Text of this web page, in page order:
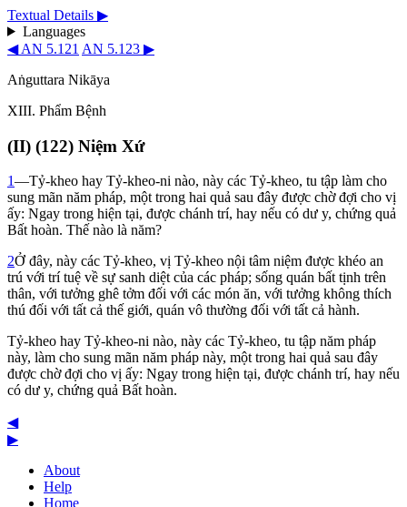
Textual Details ▶
Languages
◀ AN 5.121 AN 5.123 ▶
Aṅguttara Nikāya
XIII. Phẩm Bệnh
(II) (122) Niệm Xứ
1—Tỷ-kheo hay Tỷ-kheo-ni nào, này các Tỷ-kheo, tu tập làm cho
sung mãn năm pháp, một trong hai quả sau đây được chờ đợi cho vị
ấy: Ngay trong hiện tại, được chánh trí, hay nếu có dư y, chứng quả
Bất hoàn. Thế nào là năm?
2Ở đây, này các Tỷ-kheo, vị Tỷ-kheo nội tâm niệm được khéo an
trú với trí tuệ về sự sanh diệt của các pháp; sống quán bất tịnh trên
thân, với tưởng ghê tởm đối với các món ăn, với tưởng không thích
thú đối với tất cả thế giới, quán vô thường đối với tất cả hành.
Tỷ-kheo hay Tỷ-kheo-ni nào, này các Tỷ-kheo, tu tập năm pháp
này, làm cho sung mãn năm pháp này, một trong hai quả sau đây
được chờ đợi cho vị ấy: Ngay trong hiện tại, được chánh trí, hay nếu
có dư y, chứng quả Bất hoàn.
◀
▶
About
Help
Home